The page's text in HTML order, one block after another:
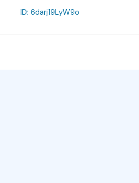
ID: 6darj19LyW9o